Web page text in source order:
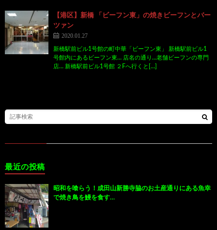
【港区】新橋 「ビーフン東」の焼きビーフンとバー
ツァン
2020.01.27
新橋駅前ビル1号館の町中華「ビーフン東」 新橋駅前ビル1
号館内にあるビーフン東… 店名の通り…老舗ビーフンの専門
店… 新橋駅前ビル1号館 ２Fへ行くと[…]
最近の投稿
昭和を喰らう！成田山新勝寺脇のお土産通りにある魚幸
で焼き鳥を鰻を食す…